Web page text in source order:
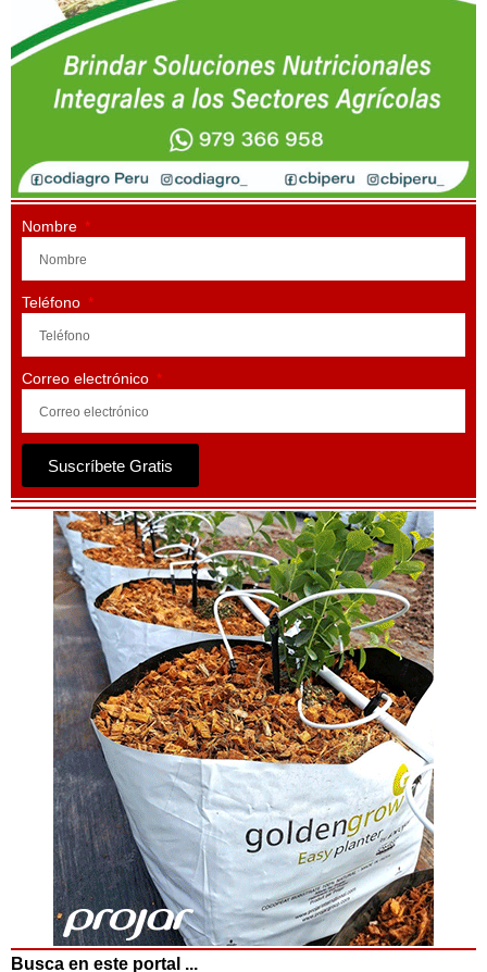
Nombre
Teléfono
Correo electrónico
Suscríbete Gratis
Busca en este portal ...